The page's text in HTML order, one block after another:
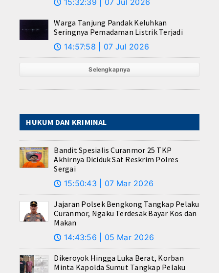
🕔 15:32:39 | 07 Jul 2026
Warga Tanjung Pandak Keluhkan
Seringnya Pemadaman Listrik Terjadi
🕔 14:57:58 | 07 Jul 2026
Selengkapnya
HUKUM DAN KRIMINAL
Bandit Spesialis Curanmor 25 TKP
Akhirnya Diciduk Sat Reskrim Polres
Sergai
🕔 15:50:43 | 07 Mar 2026
Jajaran Polsek Bengkong Tangkap Pelaku
Curanmor, Ngaku Terdesak Bayar Kos dan
Makan
🕔 14:43:56 | 05 Mar 2026
Dikeroyok Hingga Luka Berat, Korban
Minta Kapolda Sumut Tangkap Pelaku